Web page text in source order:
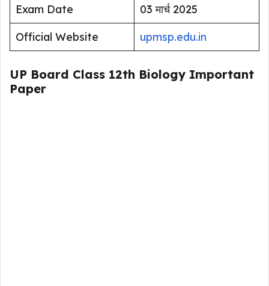
Exam Date
03 मार्च 2025
Official Website
upmsp.edu.in
UP Board Class 12th Biology Important
Paper